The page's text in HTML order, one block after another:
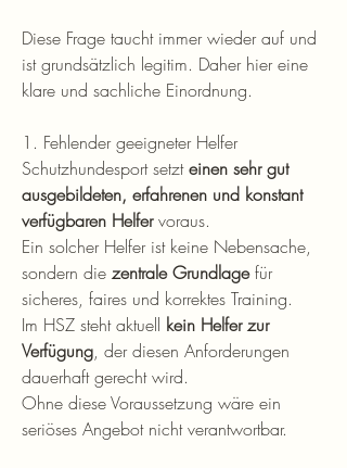
Diese Frage taucht immer wieder auf und
ist grundsätzlich legitim. Daher hier eine
klare und sachliche Einordnung.
1. Fehlender geeigneter Helfer
Schutzhundesport setzt einen sehr gut
ausgebildeten, erfahrenen und konstant
verfügbaren Helfer voraus.
Ein solcher Helfer ist keine Nebensache,
sondern die zentrale Grundlage für
sicheres, faires und korrektes Training.
Im HSZ steht aktuell kein Helfer zur
Verfügung, der diesen Anforderungen
dauerhaft gerecht wird.
Ohne diese Voraussetzung wäre ein
seriöses Angebot nicht verantwortbar.